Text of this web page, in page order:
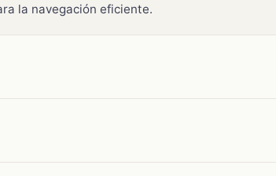
la navegación eficiente.